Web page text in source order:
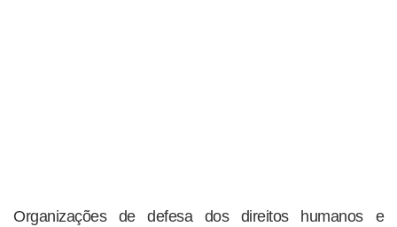
Organizações de defesa dos direitos humanos e